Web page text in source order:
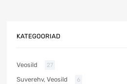
KATEGOORIAD
Veosild 27
Suverehv, Veosild 6